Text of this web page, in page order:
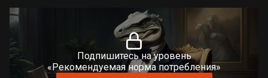
Подпишитесь на уровень
«Рекомендуемая норма потребления»